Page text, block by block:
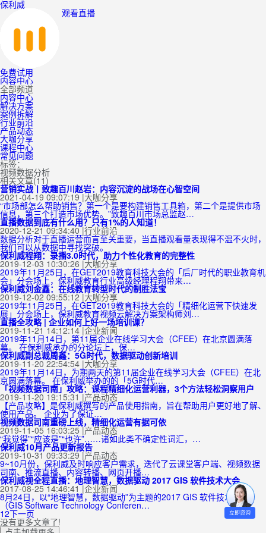
保利威
观看直播
免费试用
内容中心
全部频道
内容中心
解决方案
案例拆解
行业前沿
产品动态
大咖分享
课程中心
常见问题
标签：
视频数据分析
相关文章(11)
营销实战丨致趣百川赵岩：内容沉淀的战场在心智空间
2021-04-19 09:07:19 |大咖分享
“市场部怎么帮助销售？第一个是要构建销售工具箱，第二个是提供市场
信息，第三个打造市场优势。”致趣百川市场总监赵…
直播数据到底有什么用？只有1%的人知道！
2020-12-21 09:34:40 |行业前沿
数据分析对于直播运营而言至关重要，当直播观看量表现得不温不火时，
我们可以从数据中寻找突破。
保利威程翔：录播3.0时代，助力个性化教育的完整性
2019-12-03 10:30:26 |大咖分享
2019年11月25日，在GET2019教育科技大会的「后厂时代的职业教育机
会」分会场上，保利威教育行业高级经理程翔带来…
保利威刘金鑫：在线教育转型时代的制胜法宝
2019-12-02 09:55:12 |大咖分享
2019年11月25日，在GET2019教育科技大会的「精细化运营下快速发
展」分会场上，保利威教育视频云解决方案架构师刘…
直播全攻略 | 企业如何上好一场培训课？
2019-11-21 14:12:14 |企业新闻
2019年11月14日，第11届企业在线学习大会（CFEE）在北京圆满落
幕。 在保利威承办的分论坛上，保…
保利威副总裁周鑫：5G时代，数据驱动创新培训
2019-11-20 22:54:54 |大咖分享
2019年11月14日，为期两天的第11届企业在线学习大会（CFEE）在北
京圆满落幕。 在保利威举办的的「5G时代…
「视频数据司南」攻略：课程精细化运营利器，3个方法轻松洞察用户
2019-11-20 19:15:31 |产品动态
【产品攻略】是保利威撰写的产品使用指南，旨在帮助用户更好地了解、
使用产品。 企业为了保证…
视频数据司南重磅上线，精细化运营有据可依
2019-11-05 16:03:25 |产品动态
“我觉得”“应该是”“也许”……诸如此类不确定性词汇，…
保利威10月产品更新报告
2019-10-31 09:33:29 |产品动态
9~10月份，保利威及时响应客户需求，迭代了云课堂客户端、视频数据
司南、推流直播、内容转播、网页开播…
保利威视全程直播：地理智慧，数据驱动 2017 GIS 软件技术大会
2017-08-25 14:46:41 |企业新闻
8月24日，以“地理智慧，数据驱动”为主题的2017 GIS 软件技术大会
（GIS Software Technology Conferen…
12下一页
没有更多文章了!
立即咨询